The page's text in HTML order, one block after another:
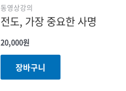
동영상강의
전도, 가장 중요한 사명
20,000원
장바구니